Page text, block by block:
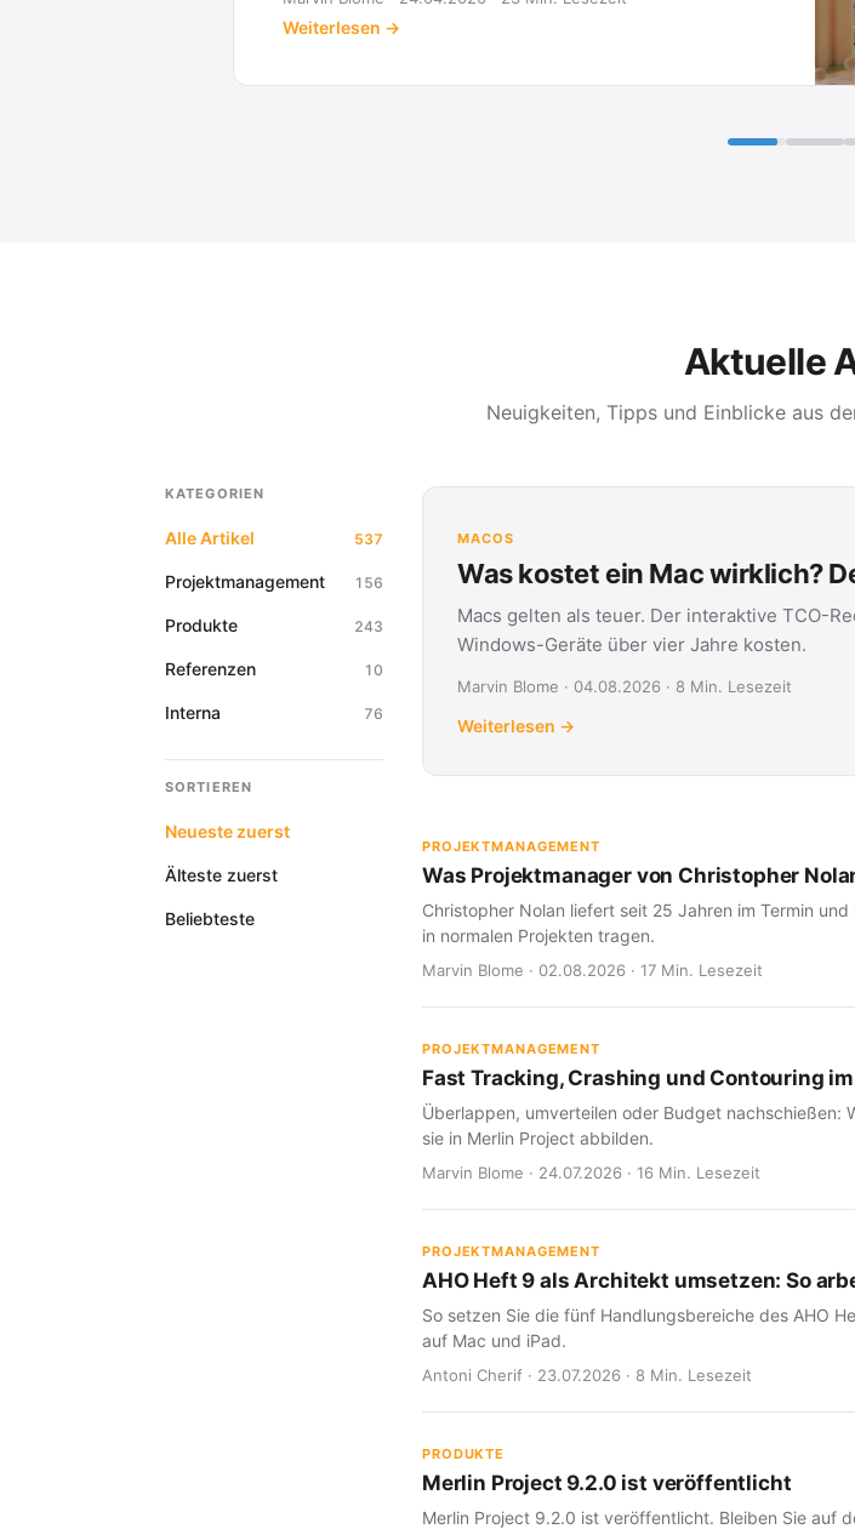
Weiterlesen →
Aktuelle
Neuigkeiten, Tipps und Einblicke aus
KATEGORIEN
Alle Artikel 537
Projektmanagement 156
Produkte 243
Referenzen 10
Interna 76
SORTIEREN
Neueste zuerst
Älteste zuerst
Beliebteste
MACOS
Was kostet ein Mac wirklich?
Macs gelten als teuer. Der interaktive TCO-
Windows-Geräte über vier Jahre kosten.
Marvin Blome · 04.08.2026 · 8 Min. Lesezeit
Weiterlesen →
PROJEKTMANAGEMENT
Was Projektmanager von Christopher
Christopher Nolan liefert seit 25 Jahren im Termin
in normalen Projekten tragen.
Marvin Blome · 02.08.2026 · 17 Min. Lesezeit
PROJEKTMANAGEMENT
Fast Tracking, Crashing und Contouring
Überlappen, umverteilen oder Budget nachschießen:
sie in Merlin Project abbilden.
Marvin Blome · 24.07.2026 · 16 Min. Lesezeit
PROJEKTMANAGEMENT
AHO Heft 9 als Architekt umsetzen: So
So setzen Sie die fünf Handlungsbereiche des AHO
auf Mac und iPad.
Antoni Cherif · 23.07.2026 · 8 Min. Lesezeit
PRODUKTE
Merlin Project 9.2.0 ist veröffentlicht
Merlin Project 9.2.0 ist veröffentlicht. Bleiben Sie auf